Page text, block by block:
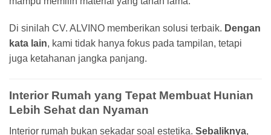
Di sinilah CV. ALVINO memberikan solusi terbaik. Dengan
kata lain, kami tidak hanya fokus pada tampilan, tetapi
juga ketahanan jangka panjang.
Interior Rumah yang Tepat Membuat Hunian
Lebih Sehat dan Nyaman
Interior rumah bukan sekadar soal estetika. Sebaliknya,